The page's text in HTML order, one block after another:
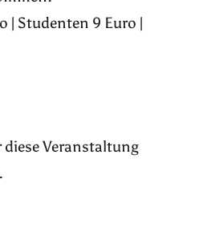
| Studenten 9 Euro |
Veranstaltung